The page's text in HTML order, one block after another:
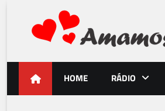
content
Amamos Rádio
HOME RÁDIO